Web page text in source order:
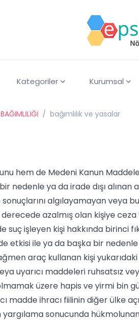
Kategoriler Kurumsal
/ bağımlılık ve yasalar
hem de Medeni Kanun
nedenle ya da irade dışı alınan
algılayamayan veya
derecede azalmış olan kişiye
işleyen kişi hakkında birinci
ile ya da başka bir
araç kullanan kişi
uyarıcı maddeleri ruhsatsız
üzere hapis ve yirmi bin
madde ihracı fiilinin diğer ülke
sonucunda